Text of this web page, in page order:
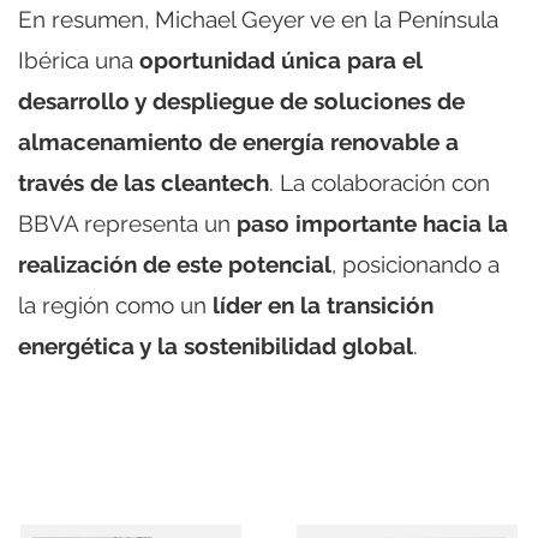
En resumen, Michael Geyer ve en la Península
Ibérica una oportunidad única para el
desarrollo y despliegue de soluciones de
almacenamiento de energía renovable a
través de las cleantech. La colaboración con
BBVA representa un paso importante hacia la
realización de este potencial, posicionando a
la región como un líder en la transición
energética y la sostenibilidad global.